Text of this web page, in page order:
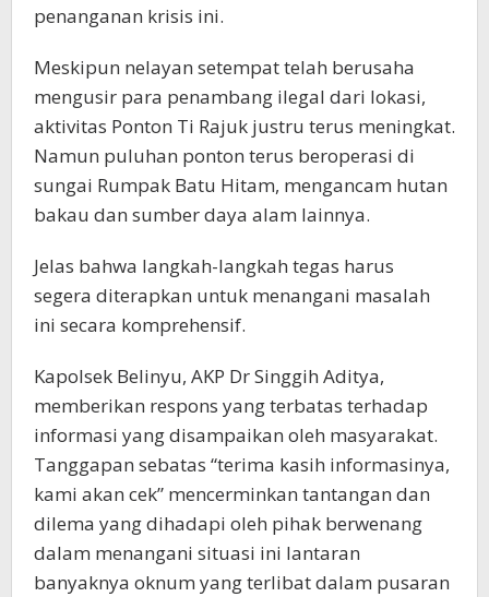
penanganan krisis ini.
Meskipun nelayan setempat telah berusaha
mengusir para penambang ilegal dari lokasi,
aktivitas Ponton Ti Rajuk justru terus meningkat.
Namun puluhan ponton terus beroperasi di
sungai Rumpak Batu Hitam, mengancam hutan
bakau dan sumber daya alam lainnya.
Jelas bahwa langkah-langkah tegas harus
segera diterapkan untuk menangani masalah
ini secara komprehensif.
Kapolsek Belinyu, AKP Dr Singgih Aditya,
memberikan respons yang terbatas terhadap
informasi yang disampaikan oleh masyarakat.
Tanggapan sebatas “terima kasih informasinya,
kami akan cek” mencerminkan tantangan dan
dilema yang dihadapi oleh pihak berwenang
dalam menangani situasi ini lantaran
banyaknya oknum yang terlibat dalam pusaran